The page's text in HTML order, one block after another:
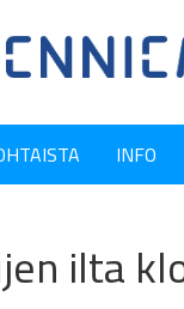
INFO
ilta